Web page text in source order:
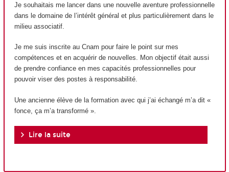
Je souhaitais me lancer dans une nouvelle aventure professionnelle
dans le domaine de l’intérêt général et plus particulièrement dans le
milieu associatif.
Je me suis inscrite au Cnam pour faire le point sur mes
compétences et en acquérir de nouvelles. Mon objectif était aussi
de prendre confiance en mes capacités professionnelles pour
pouvoir viser des postes à responsabilité.
Une ancienne élève de la formation avec qui j’ai échangé m’a dit «
fonce, ça m’a transformé ».
Lire la suite